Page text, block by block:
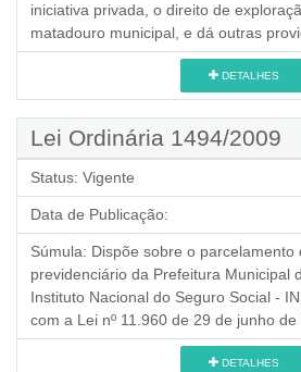
iniciativa privada, o direito de
matadouro municipal, e dá outras
DETALHES
Lei Ordinária 1494/2009
Status: Vigente
Data de Publicação:
Súmula: Dispõe sobre o parcelamento
previdenciário da Prefeitura Municipal
Instituto Nacional do Seguro Social -
com a Lei nº 11.960 de 29 de junho de
DETALHES